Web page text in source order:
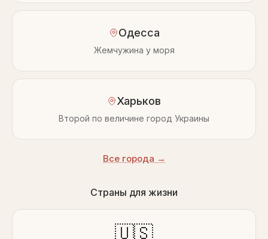
Одесса
Жемчужина у моря
Харьков
Второй по величине город Украины
Все города →
Страны для жизни
🇺🇸